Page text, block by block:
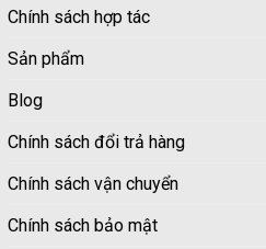
Chính sách hợp tác
Sản phẩm
Blog
Chính sách đổi trả hàng
Chính sách vận chuyển
Chính sách bảo mật